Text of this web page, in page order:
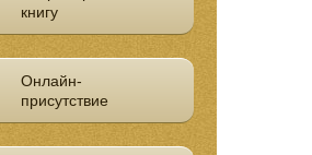
книгу
Онлайн-
присутствие